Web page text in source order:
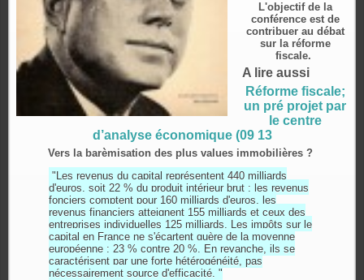
L'objectif de la
conférence est de
contribuer au débat
sur la réforme
fiscale.
A lire aussi
Réforme fiscale;
un pré projet par
le centre
d’analyse économique (09 13
Vers la barèmisation des plus values immobilières ?
"Les revenus du capital représentent 440 milliards
d'euros, soit 22 % du produit intérieur brut : les revenus
fonciers comptent pour 160 milliards d'euros, les
revenus financiers atteignent 155 milliards et ceux des
entreprises individuelles 125 milliards. Les impôts sur le
capital en France ne s'écartent guère de la moyenne
européenne : 23 % contre 20 %. En revanche, ils se
caractérisent par une forte hétérogénéité, pas
nécessairement source d'efficacité. "